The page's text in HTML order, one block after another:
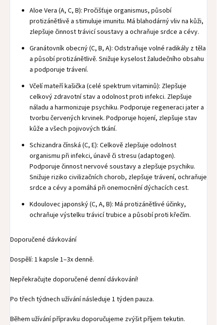
Aloe Vera (A, C, B): Pročišťuje organismus, působí
protizánětlivě a stimuluje imunitu. Má blahodárný vliv na kůži,
zlepšuje činnost trávicí soustavy a ochraňuje srdce a cévy.
Granátovník obecný (C, B, A): Odstraňuje volné radikály z těla
a působí protizánětlivě. Snižuje kyselost žaludečního obsahu
a podporuje trávení.
Včelí mateří kašička (celé spektrum vitaminů): Zlepšuje
celkový zdravotní stav a odolnost proti infekci. Zlepšuje
náladu a harmonizuje psychiku. Podporuje regeneraci jater a
tvorbu červených krvinek. Podporuje hojení, zlepšuje stav
kůže a všech pojivových tkání.
Schizandra čínská (C, E): Celkově zlepšuje odolnost
organismu při infekci, únavě či stresu (adaptogen).
Podporuje činnost nervové soustavy a zlepšuje psychiku.
Snižuje riziko civilizačních chorob, zlepšuje trávení, ochraňuje
srdce a cévy a pomáhá při onemocnění dýchacích cest.
Kdoulovec japonský (C, A, B): Má protizánětlivé účinky,
ochraňuje výstelku trávicí trubice a působí proti křečím.
Doporučené dávkování
Dospělí: 1 kapsle 1–3x denně.
Nepřekračujte doporučené denní dávkování!
Po třech týdnech užívání následuje 1 týden pauza.
Během užívání přípravku doporučujeme zvýšit příjem tekutin.